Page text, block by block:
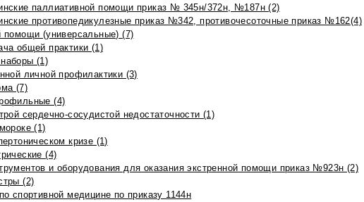
паллиативной помощи приказ № 345н/372н, №187н (2)
противопедикулезные приказ №342, противочесоточные приказ №162(4)
помощи (универсальные) (7)
общей практики (1)
(1)
личной профилактики (3)
(7)
(4)
сердечно-сосудистой недостаточности (1)
(1)
кризе (1)
(4)
и оборудования для оказания экстренной помощи приказ №923н (2)
(2)
спортивной медицине по приказу 1144н